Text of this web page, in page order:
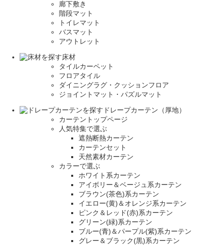
廊下敷き
階段マット
トイレマット
バスマット
アウトレット
床材
タイルカーペット
フロアタイル
ダイニングラグ・クッションフロア
ジョイントマット・パズルマット
ドレープカーテン（厚地）
カーテントップページ
人気特集で選ぶ
遮熱断熱カーテン
カーテンセット
天然素材カーテン
カラーで選ぶ
ホワイト系カーテン
アイボリー＆ベージュ系カーテン
ブラウン(茶色)系カーテン
イエロー(黄)＆オレンジ系カーテン
ピンク＆レッド(赤)系カーテン
グリーン(緑)系カーテン
ブルー(青)＆パープル(紫)系カーテン
グレー＆ブラック(黒)系カーテン